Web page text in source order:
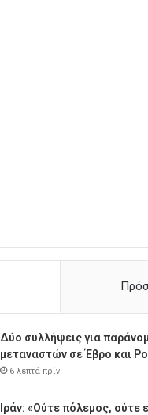
Δύο συλλήψεις για
μεταναστών σε Έβρο και
6 λεπτά πρίν
Ιράν: «Ούτε πόλεμος, ούτε